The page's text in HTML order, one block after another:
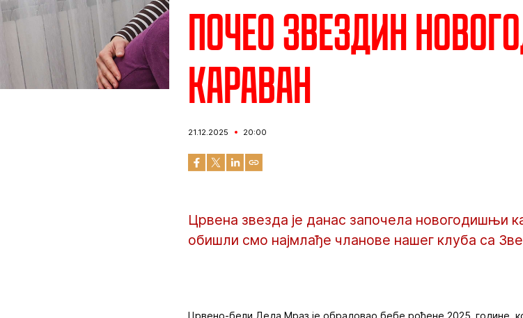
Почео Звездин
караван
21.12.2025 20:00
Црвена звезда је данас започела новогодишњи
обишли смо најмлађе чланове нашег клуба са